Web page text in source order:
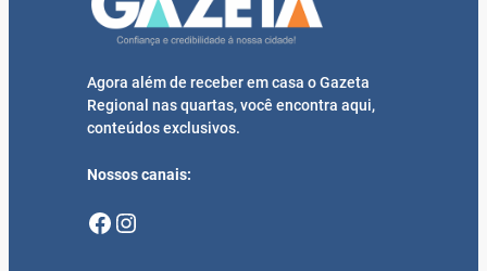
Agora além de receber em casa o Gazeta
Regional nas quartas, você encontra aqui,
conteúdos exclusivos.
Nossos canais:
Facebook Instagram